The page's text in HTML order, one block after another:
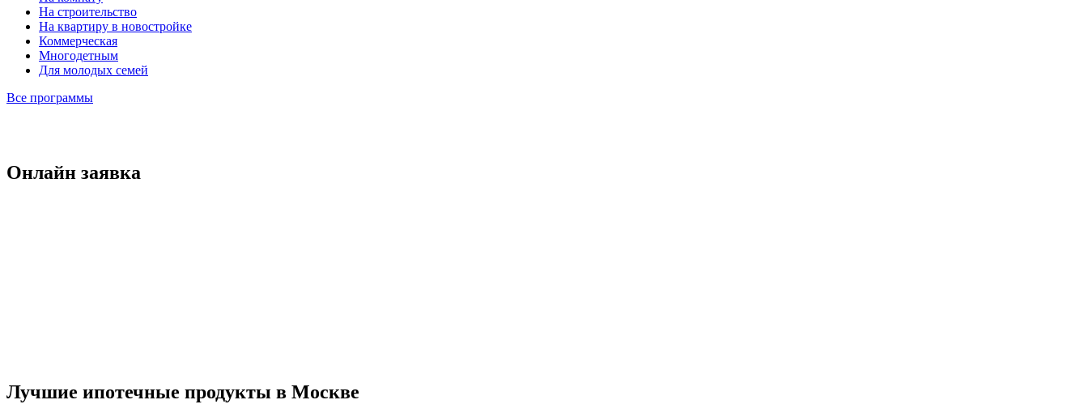
На строительство
На квартиру в новостройке
Коммерческая
Многодетным
Для молодых семей
Все программы
Онлайн заявка
Лучшие ипотечные продукты в Москве